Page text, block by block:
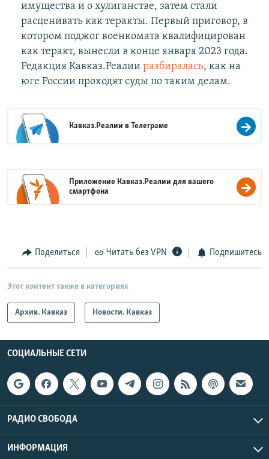
имущества и о хулиганстве, затем стали
расценивать как теракты. Первый приговор, в
котором поджог военкомата квалифицирован
как теракт, вынесли в конце января 2023 года.
Редакция Кавказ.Реалии разбиралась, как на
юге России проходят суды по таким делам.
Кавказ.Реалии вТелеграме
Приложение Кавказ.Реалии для вашего
смартфона
Поделиться Читать без VPN Подпишитесь
Этот контент также в категориях
Архив. Кавказ Новости. Кавказ
СОЦИАЛЬНЫЕ СЕТИ
РАДИО СВОБОДА
ИНФОРМАЦИЯ